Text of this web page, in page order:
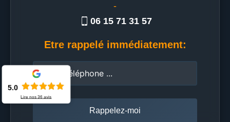
-
06 15 71 31 57
Etre rappelé immédiatement:
5.0
Lire nos36 avis